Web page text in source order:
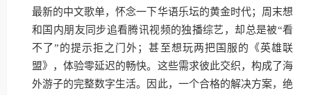
最新的中文歌单，怀念一下华语乐坛的黄金时代；周末想
和国内朋友同步追看腾讯视频的独播综艺，却总是被“看
不了”的提示拒之门外；甚至想玩两把国服的《英雄联
盟》，体验零延迟的畅快。这些需求彼此交织，构成了海
外游子的完整数字生活。因此，一个合格的解决方案，绝